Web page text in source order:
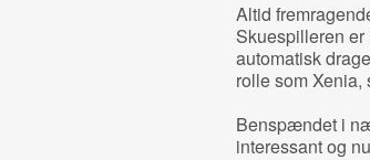
Altid
Skuespilleren
automatisk
rolle som
Benspændet i
interessant og